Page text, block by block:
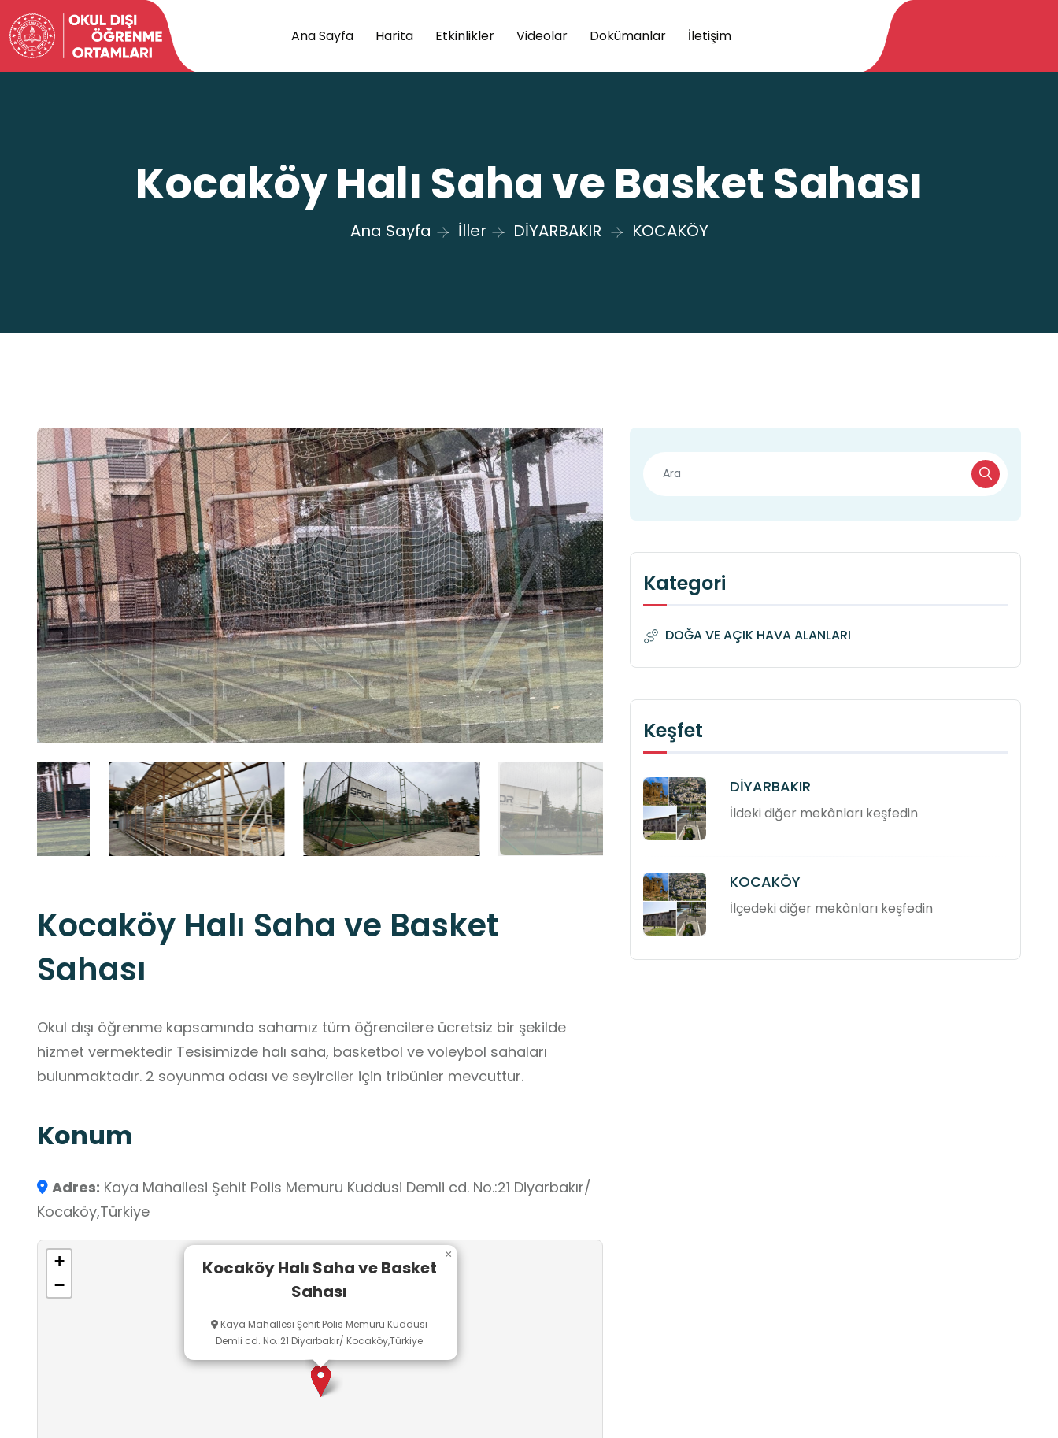
Ana Sayfa Harita Etkinlikler Videolar Dokümanlar İletişim
Kocaköy Halı Saha ve Basket Sahası
Ana Sayfa İller DİYARBAKIR KOCAKÖY
Kocaköy Halı Saha ve Basket
Sahası
Okul dışı öğrenme kapsamında sahamız tüm öğrencilere ücretsiz bir şekilde
hizmet vermektedir Tesisimizde halı saha, basketbol ve voleybol sahaları
bulunmaktadır. 2 soyunma odası ve seyirciler için tribünler mevcuttur.
Konum
Adres: Kaya Mahallesi Şehit Polis Memuru Kuddusi Demli cd. No.:21 Diyarbakır/
Kocaköy,Türkiye
Kocaköy Halı Saha ve Basket
Sahası
Kaya Mahallesi Şehit Polis Memuru Kuddusi
Demli cd. No.:21 Diyarbakır/ Kocaköy,Türkiye
×
+
−
Kategori
DOĞA VE AÇIK HAVA ALANLARI
Keşfet
DİYARBAKIR
İldeki diğer mekânları keşfedin
KOCAKÖY
İlçedeki diğer mekânları keşfedin